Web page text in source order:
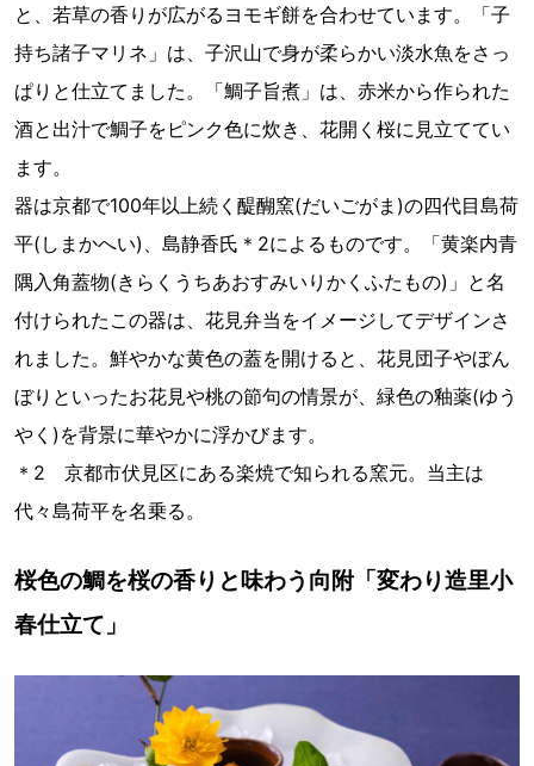
と、若草の香りが広がるヨモギ餅を合わせています。「子
持ち諸子マリネ」は、子沢山で身が柔らかい淡水魚をさっ
ぱりと仕立てました。「鯛子旨煮」は、赤米から作られた
酒と出汁で鯛子をピンク色に炊き、花開く桜に見立ててい
ます。
器は京都で100年以上続く醍醐窯(だいごがま)の四代目島荷
平(しまかへい)、島静香氏＊2によるものです。「黄楽内青
隅入角蓋物(きらくうちあおすみいりかくふたもの)」と名
付けられたこの器は、花見弁当をイメージしてデザインさ
れました。鮮やかな黄色の蓋を開けると、花見団子やぼん
ぼりといったお花見や桃の節句の情景が、緑色の釉薬(ゆう
やく)を背景に華やかに浮かびます。
＊2 京都市伏見区にある楽焼で知られる窯元。当主は
代々島荷平を名乗る。
桜色の鯛を桜の香りと味わう向附「変わり造里小
春仕立て」